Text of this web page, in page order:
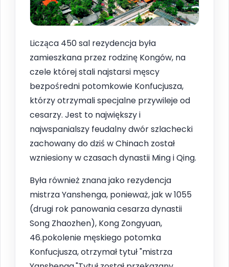
Licząca 450 sal rezydencja była
zamieszkana przez rodzinę Kongów, na
czele której stali najstarsi męscy
bezpośredni potomkowie Konfucjusza,
którzy otrzymali specjalne przywileje od
cesarzy. Jest to największy i
najwspanialszy feudalny dwór szlachecki
zachowany do dziś w Chinach został
wzniesiony w czasach dynastii Ming i Qing.
Była również znana jako rezydencja
mistrza Yanshenga, ponieważ, jak w 1055
(drugi rok panowania cesarza dynastii
Song Zhaozhen), Kong Zongyuan,
46.pokolenie męskiego potomka
Konfucjusza, otrzymał tytuł "mistrza